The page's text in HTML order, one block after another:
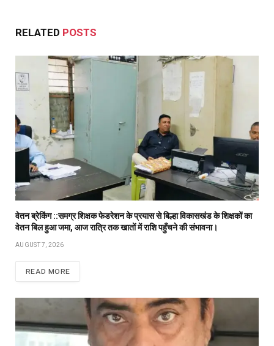
RELATED POSTS
वेतन ब्रेकिंग ::समग्र शिक्षक फेडरेशन के प्रयास से बिल्हा विकासखंड के शिक्षकों का
वेतन बिल हुआ जमा, आज रात्रि तक खातों में राशि पहुँचने की संभावना।
AUGUST 7, 2026
READ MORE